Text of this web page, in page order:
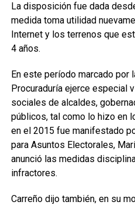
La disposición fue dada
medida toma utilidad
Internet y los terrenos que
4 años.
En este período marcado por
Procuraduría ejerce especial
sociales de alcaldes,
públicos, tal como lo hizo en
en el 2015 fue manifestado
para Asuntos Electorales,
anunció las medidas
infractores.
Carreño dijo también, en su